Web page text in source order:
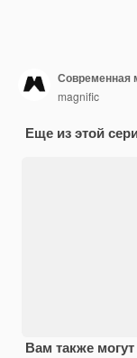
Современная
magnific
Еще из этой
Вам также